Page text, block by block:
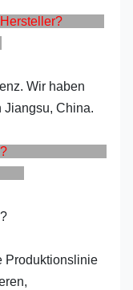
Wir haben
Jiangsu, China.
Produktionslinie